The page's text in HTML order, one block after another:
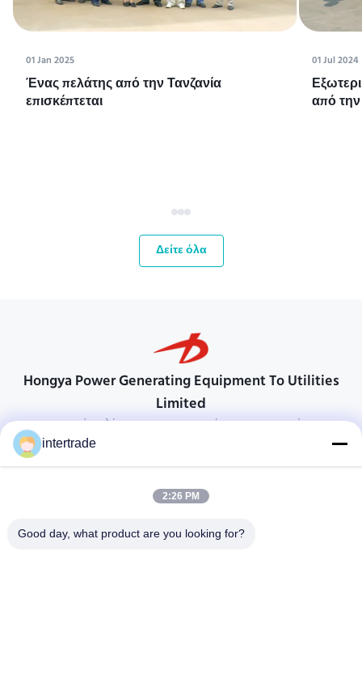
01 Jan 2025
Ένας πελάτης από την Τανζανία
επισκέπτεται
01 Jul 2024
από
Δείτε όλα
Hongya Power Generating Equipment To Utilities
Limited
προσαρμοσμένες λύσεις για να ανταποκρίνονται στις απαιτήσεις των
Χωριό Anxi, πόλη Yuping, νομός Hongya, Κίνα
86-28-37561966-8:00
intertrade
2:26 PM
Good day, what product are you looking for?